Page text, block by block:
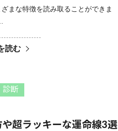
まな特徴を読み取ることができま
読む
診断
超ラッキーな運命線3選